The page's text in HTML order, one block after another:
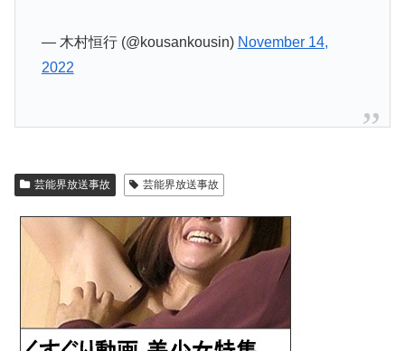
— 木村恒行 (@kousankousin) November 14,
2022
芸能界放送事故 芸能界放送事故